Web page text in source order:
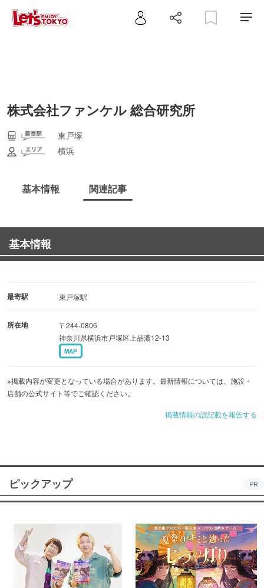
株式会社ファンケル 総合研究所
東戸塚
横浜
基本情報 関連記事
基本情報
最寄駅 東戸塚駅
所在地
〒244-0806
神奈川県横浜市戸塚区上品濃12-13
MAP
※掲載内容が変更となっている場合があります。最新情報については、施設・
店舗の公式サイト等でご確認ください。
掲載情報の誤記載を報告する
ピックアップ PR